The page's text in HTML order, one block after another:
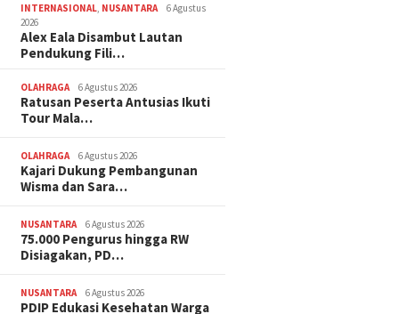
INTERNASIONAL NUSANTARA
6 Agustus
2026
Alex Eala Disambut Lautan
Pendukung Fili…
OLAHRAGA 6 Agustus 2026
Ratusan Peserta Antusias Ikuti
Tour Mala…
OLAHRAGA 6 Agustus 2026
Kajari Dukung Pembangunan
Wisma dan Sara…
NUSANTARA 6 Agustus 2026
75.000 Pengurus hingga RW
Disiagakan, PD…
NUSANTARA 6 Agustus 2026
PDIP Edukasi Kesehatan Warga